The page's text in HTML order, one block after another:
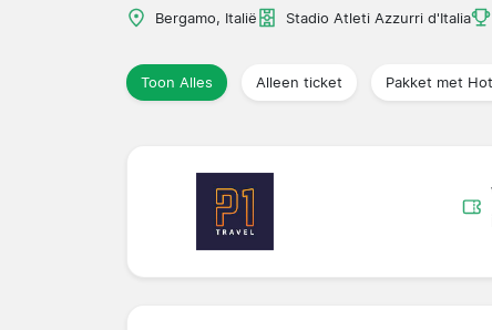
Bergamo, Italië Stadio Atleti Azzurri d'Italia
Toon Alles Alleen ticket Pakket met